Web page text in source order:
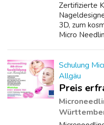
Zertifizierte
3D, zum
Micro
Schulung
Allgäu
Preis